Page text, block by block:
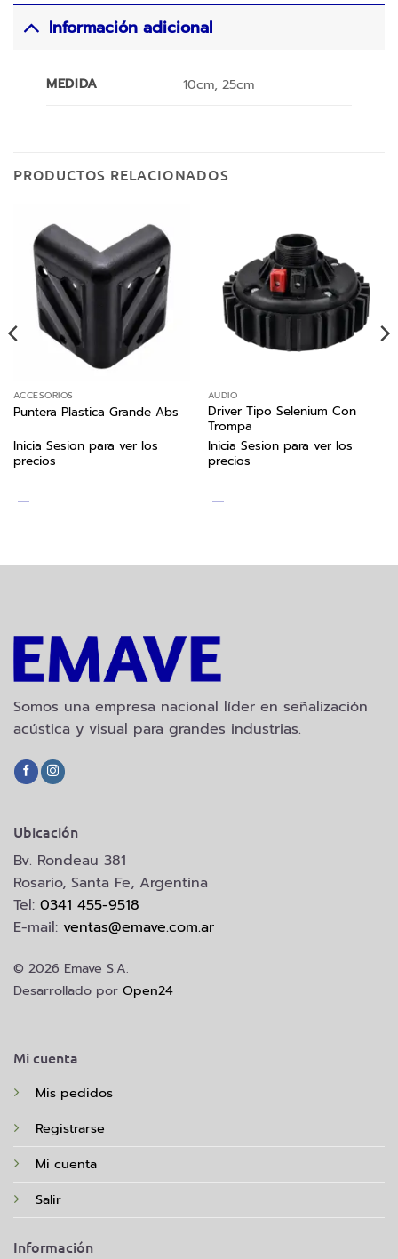
Información adicional
MEDIDA 10cm, 25cm
PRODUCTOS RELACIONADOS
ACCESORIOS
Puntera Plastica Grande Abs
Inicia Sesion para ver los
precios
AUDIO
Driver Tipo Selenium Con
Trompa
Inicia Sesion para ver los
precios
Somos una empresa nacional líder en señalización
acústica y visual para grandes industrias.
Mi cuenta
Mis pedidos
Registrarse
Mi cuenta
Salir
Información
Ubicación
Bv. Rondeau 381
Rosario, Santa Fe, Argentina
Tel: 0341 455-9518
E-mail: ventas@emave.com.ar
© 2026 Emave S.A.
Desarrollado por Open24